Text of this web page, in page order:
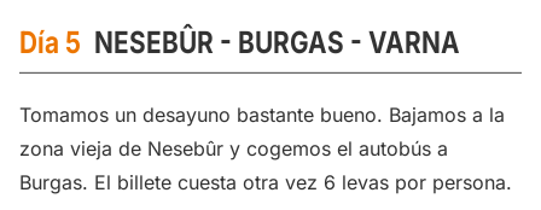
Día 5 NESEBÛR - BURGAS - VARNA
Tomamos un desayuno bastante bueno. Bajamos a la
zona vieja de Nesebûr y cogemos el autobús a
Burgas. El billete cuesta otra vez 6 levas por persona.